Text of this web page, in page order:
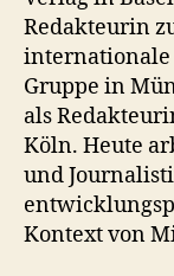
Redakteurin
internationale
Gruppe in
als
Köln. Heute
und
Kontext von